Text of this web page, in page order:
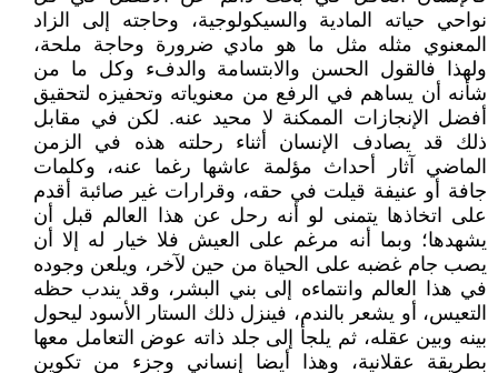
نواحي حياته المادية والسيكولوجية، وحاجته إلى الزاد
المعنوي مثله مثل ما هو مادي ضرورة وحاجة ملحة،
ولهذا فالقول الحسن والابتسامة والدفء وكل ما من
شأنه أن يساهم في الرفع من معنوياته وتحفيزه لتحقيق
أفضل الإنجازات الممكنة لا محيد عنه. لكن في مقابل
ذلك قد يصادف الإنسان أثناء رحلته هذه في الزمن
الماضي آثار أحداث مؤلمة عاشها رغما عنه، وكلمات
جافة أو عنيفة قيلت في حقه، وقرارات غير صائبة أقدم
على اتخاذها يتمنى لو أنه رحل عن هذا العالم قبل أن
يشهدها؛ وبما أنه مرغم على العيش فلا خيار له إلا أن
يصب جام غضبه على الحياة من حين لآخر، ويلعن وجوده
في هذا العالم وانتماءه إلى بني البشر، وقد يندب حظه
التعيس، أو يشعر بالندم، فينزل ذلك الستار الأسود ليحول
بينه وبين عقله، ثم يلجأ إلى جلد ذاته عوض التعامل معها
بطريقة عقلانية، وهذا أيضا إنساني وجزء من تكوين